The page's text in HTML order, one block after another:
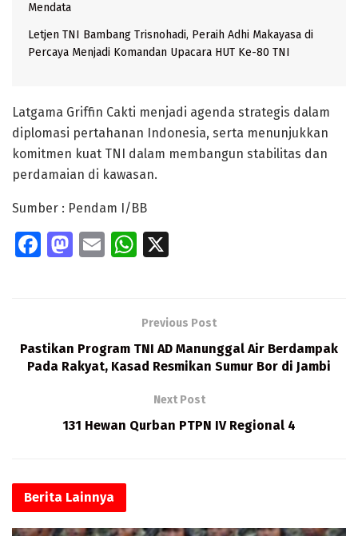
Mendata
Letjen TNI Bambang Trisnohadi, Peraih Adhi Makayasa di
Percaya Menjadi Komandan Upacara HUT Ke-80 TNI
Latgama Griffin Cakti menjadi agenda strategis dalam
diplomasi pertahanan Indonesia, serta menunjukkan
komitmen kuat TNI dalam membangun stabilitas dan
perdamaian di kawasan.
Sumber : Pendam I/BB
Fa
o
k
M
o
n
E
W
s
A
p
Previous Post
Pastikan Program TNI AD Manunggal Air Berdampak
Pada Rakyat, Kasad Resmikan Sumur Bor di Jambi
Next Post
131 Hewan Qurban PTPN IV Regional 4
Berita Lainnya